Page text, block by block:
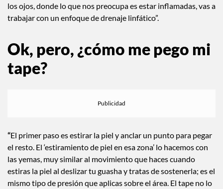
los ojos, donde lo que nos preocupa es estar inflamadas, vas a
trabajar con un enfoque de drenaje linfático”.
Ok, pero, ¿cómo me pego mi
tape?
“El primer paso es estirar la piel y anclar un punto para pegar
el resto. El ‘estiramiento de piel en esa zona’ lo hacemos con
las yemas, muy similar al movimiento que haces cuando
estiras la piel al deslizar tu guasha y tratas de sostenerla; es el
mismo tipo de presión que aplicas sobre el área. El tape no lo